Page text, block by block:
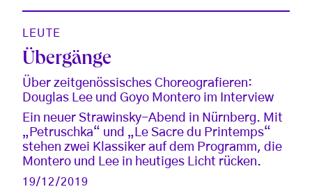
LEUTE
Übergänge
Über zeitgenössisches Choreografieren:
Douglas Lee und Goyo Montero im Interview
Ein neuer Strawinsky-Abend in Nürnberg. Mit
„Petruschka“ und „Le Sacre du Printemps“
stehen zwei Klassiker auf dem Programm, die
Montero und Lee in heutiges Licht rücken.
19/12/2019